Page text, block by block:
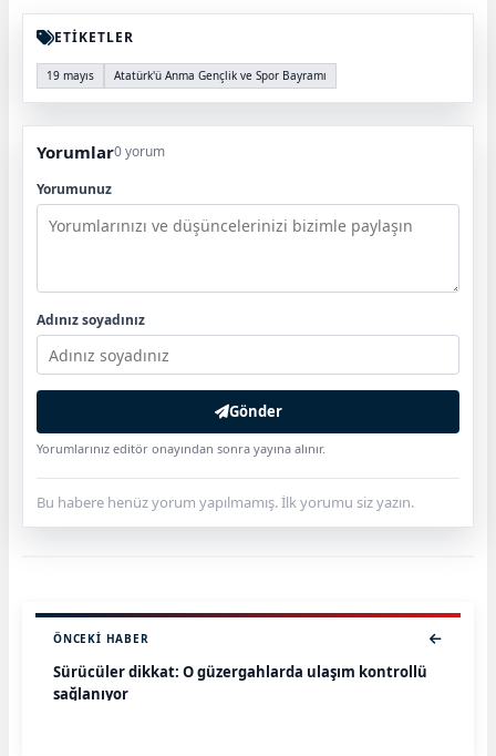
ETİKETLER
19 mayıs Atatürk'ü Anma Gençlik ve Spor Bayramı
Yorumlar0 yorum
Yorumunuz
Adınız soyadınız
Gönder
Yorumlarınız editör onayından sonra yayına alınır.
Bu habere henüz yorum yapılmamış. İlk yorumu siz yazın.
ÖNCEKI HABER
Sürücüler dikkat: O güzergahlarda ulaşım kontrollü
sağlanıyor